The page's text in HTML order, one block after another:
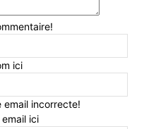
:*
ici
:*
email incorrecte!
ici